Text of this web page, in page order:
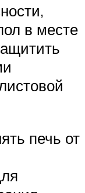
в месте
печь от